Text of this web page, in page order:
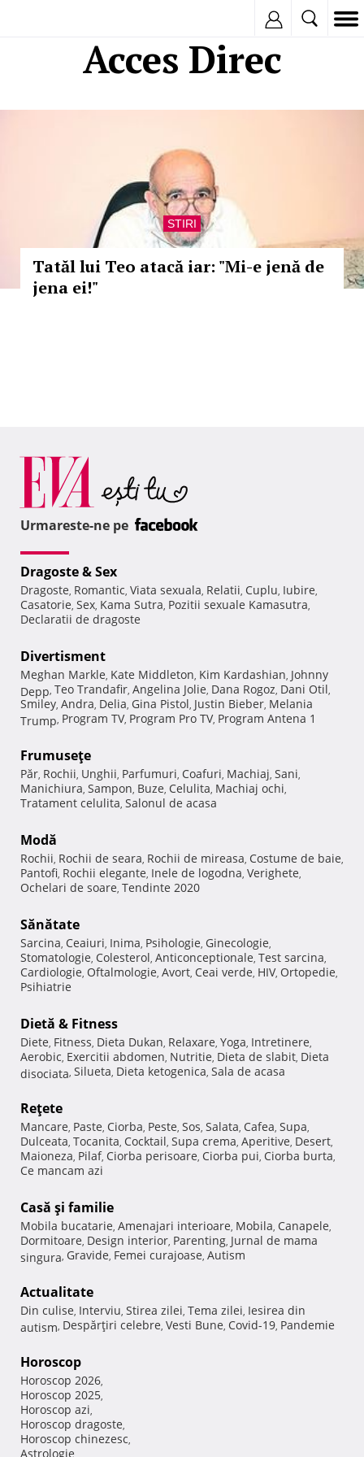
Acces Direc
STIRI
Tatăl lui Teo atacă iar: "Mi-e jenă de
jena ei!"
Urmareste-ne pe
Dragoste & Sex
Dragoste, Romantic, Viata sexuala, Relatii, Cuplu, Iubire,
Casatorie, Sex, Kama Sutra, Pozitii sexuale Kamasutra,
Declaratii de dragoste
Divertisment
Meghan Markle, Kate Middleton, Kim Kardashian, Johnny
Depp, Teo Trandafir, Angelina Jolie, Dana Rogoz, Dani Otil,
Smiley, Andra, Delia, Gina Pistol, Justin Bieber, Melania
Trump, Program TV, Program Pro TV, Program Antena 1
Frumuseţe
Păr, Rochii, Unghii, Parfumuri, Coafuri, Machiaj, Sani,
Manichiura, Sampon, Buze, Celulita, Machiaj ochi,
Tratament celulita, Salonul de acasa
Modă
Rochii, Rochii de seara, Rochii de mireasa, Costume de baie,
Pantofi, Rochii elegante, Inele de logodna, Verighete,
Ochelari de soare, Tendinte 2020
Sănătate
Sarcina, Ceaiuri, Inima, Psihologie, Ginecologie,
Stomatologie, Colesterol, Anticonceptionale, Test sarcina,
Cardiologie, Oftalmologie, Avort, Ceai verde, HIV, Ortopedie,
Psihiatrie
Dietă & Fitness
Diete, Fitness, Dieta Dukan, Relaxare, Yoga, Intretinere,
Aerobic, Exercitii abdomen, Nutritie, Dieta de slabit, Dieta
disociata, Silueta, Dieta ketogenica, Sala de acasa
Reţete
Mancare, Paste, Ciorba, Peste, Sos, Salata, Cafea, Supa,
Dulceata, Tocanita, Cocktail, Supa crema, Aperitive, Desert,
Maioneza, Pilaf, Ciorba perisoare, Ciorba pui, Ciorba burta,
Ce mancam azi
Casă şi familie
Mobila bucatarie, Amenajari interioare, Mobila, Canapele,
Dormitoare, Design interior, Parenting, Jurnal de mama
singura, Gravide, Femei curajoase, Autism
Actualitate
Din culise, Interviu, Stirea zilei, Tema zilei, Iesirea din
autism, Despărţiri celebre, Vesti Bune, Covid-19, Pandemie
Horoscop
Horoscop 2026,
Horoscop 2025,
Horoscop azi,
Horoscop dragoste,
Horoscop chinezesc,
Astrologie